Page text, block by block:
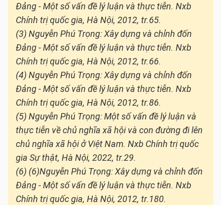
Đảng - Một số vấn đề lý luận và thực tiễn. Nxb
Chính trị quốc gia, Hà Nội, 2012, tr.65.
(3) Nguyễn Phú Trọng: Xây dựng và chỉnh đốn
Đảng - Một số vấn đề lý luận và thực tiễn. Nxb
Chính trị quốc gia, Hà Nội, 2012, tr.66.
(4) Nguyễn Phú Trọng: Xây dựng và chỉnh đốn
Đảng - Một số vấn đề lý luận và thực tiễn. Nxb
Chính trị quốc gia, Hà Nội, 2012, tr.86.
(5) Nguyễn Phú Trọng: Một số vấn đề lý luận và
thực tiễn về chủ nghĩa xã hội và con đường đi lên
chủ nghĩa xã hội ở Việt Nam. Nxb Chính trị quốc
gia Sự thật, Hà Nội, 2022, tr.29.
(6) (6)Nguyễn Phú Trọng: Xây dựng và chỉnh đốn
Đảng - Một số vấn đề lý luận và thực tiễn. Nxb
Chính trị quốc gia, Hà Nội, 2012, tr.180.